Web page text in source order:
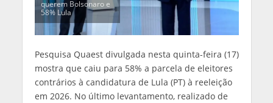
querem Bolsonaro e
58% Lula
Pesquisa Quaest divulgada nesta quinta-feira (17)
mostra que caiu para 58% a parcela de eleitores
contrários à candidatura de Lula (PT) à reeleição
em 2026. No último levantamento, realizado de